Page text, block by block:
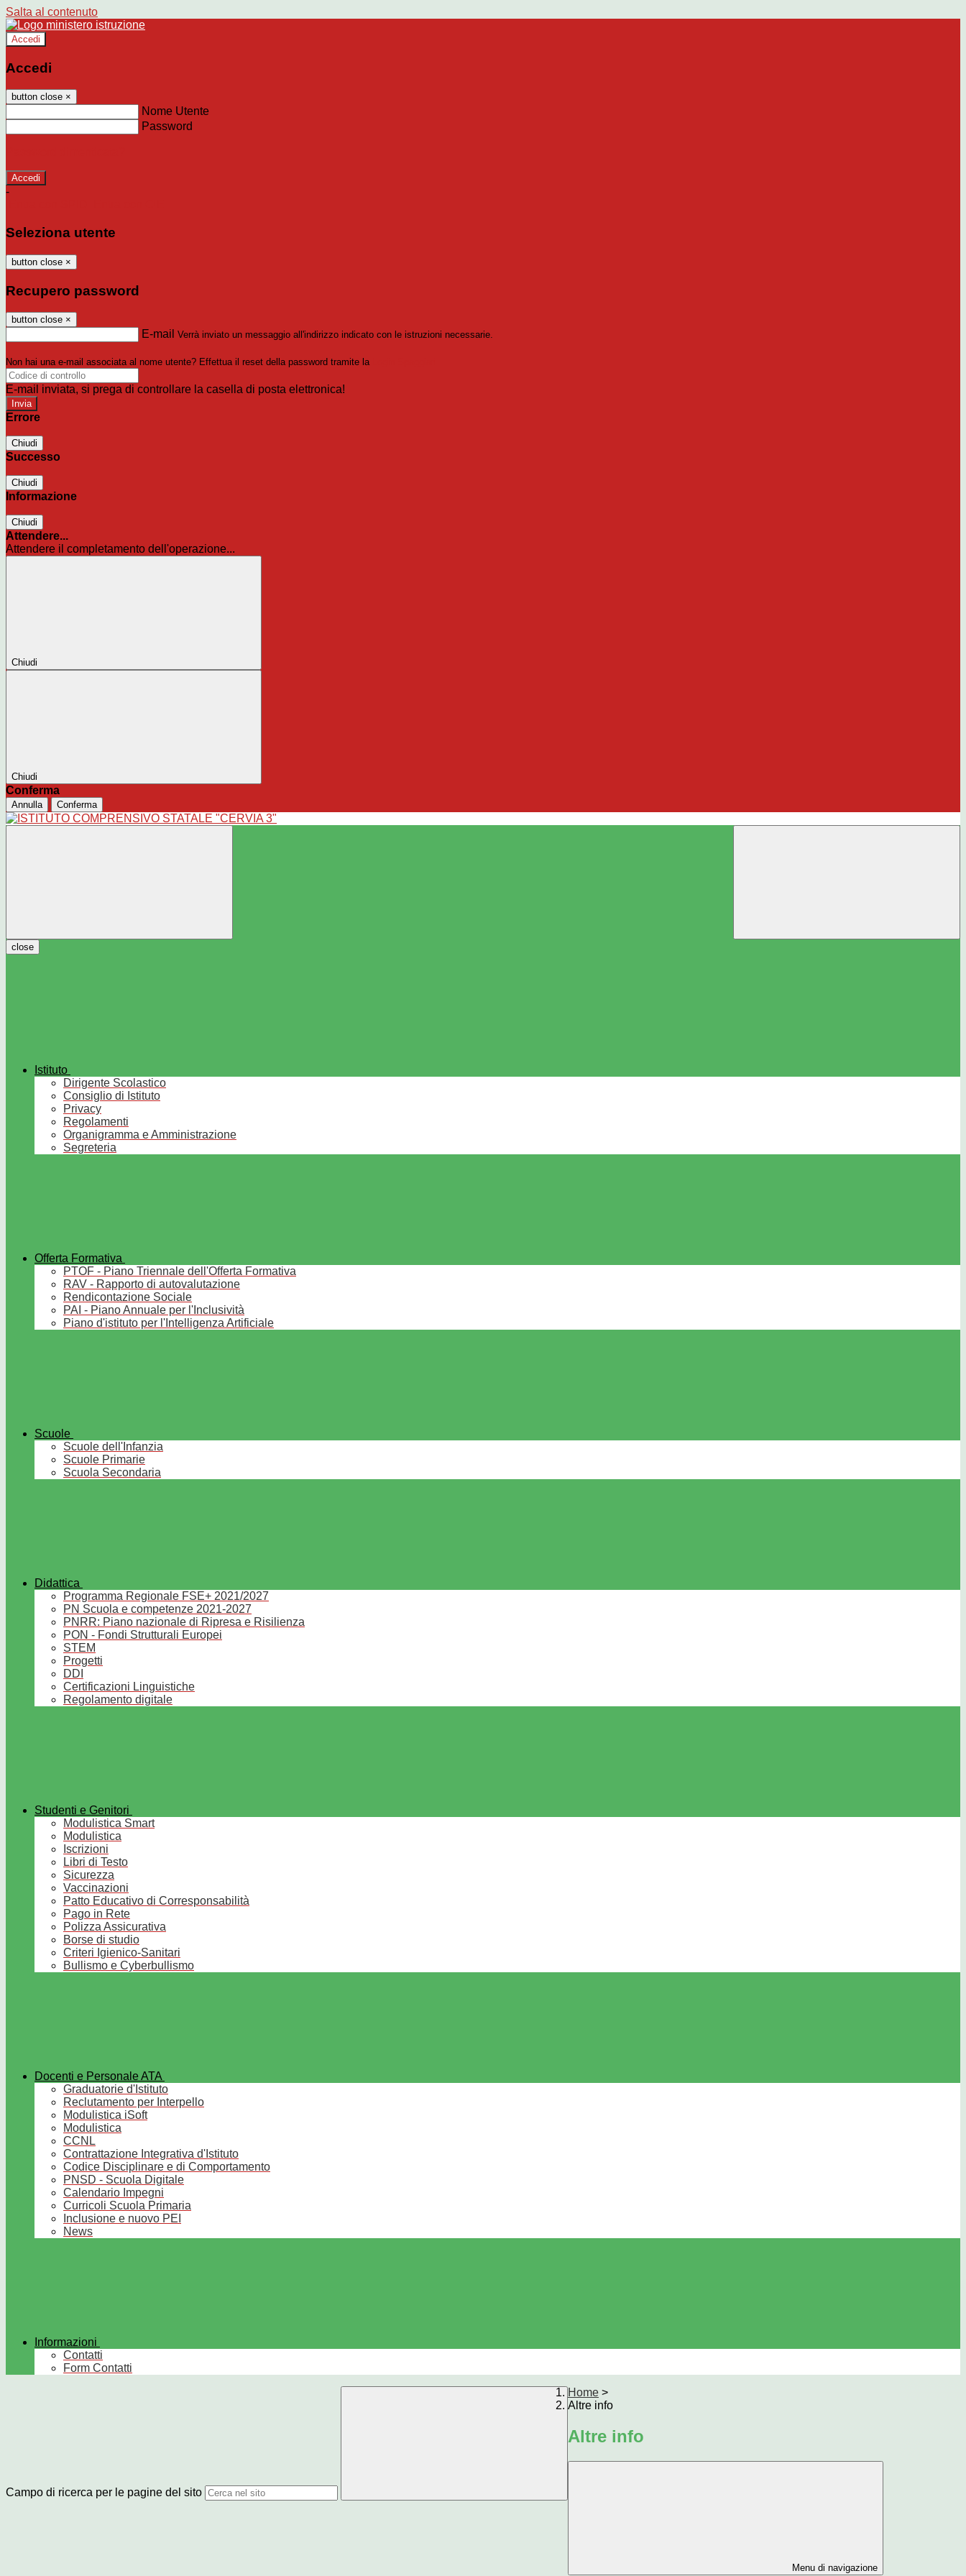
Salta al contenuto
Accedi
Accedi
button close ×
Nome Utente
Password
-
Seleziona utente
button close ×
Recupero password
button close ×
E-mail Verrà inviato un messaggio all'indirizzo indicato con le istruzioni necessarie.
Non hai una e-mail associata al nome utente? Effettua il reset della password tramite la
E-mail inviata, si prega di controllare la casella di posta elettronica!
Errore
Chiudi
Successo
Chiudi
Informazione
Chiudi
Attendere...
Attendere il completamento dell'operazione...
Chiudi
Chiudi
Conferma
Annulla Conferma
close
Istituto
Dirigente Scolastico
Consiglio di Istituto
Privacy
Regolamenti
Organigramma e Amministrazione
Segreteria
Offerta Formativa
PTOF - Piano Triennale dell'Offerta Formativa
RAV - Rapporto di autovalutazione
Rendicontazione Sociale
PAI - Piano Annuale per l'Inclusività
Piano d'istituto per l'Intelligenza Artificiale
Scuole
Scuole dell'Infanzia
Scuole Primarie
Scuola Secondaria
Didattica
Programma Regionale FSE+ 2021/2027
PN Scuola e competenze 2021-2027
PNRR: Piano nazionale di Ripresa e Risilienza
PON - Fondi Strutturali Europei
STEM
Progetti
DDI
Certificazioni Linguistiche
Regolamento digitale
Studenti e Genitori
Modulistica Smart
Modulistica
Iscrizioni
Libri di Testo
Sicurezza
Vaccinazioni
Patto Educativo di Corresponsabilità
Pago in Rete
Polizza Assicurativa
Borse di studio
Criteri Igienico-Sanitari
Bullismo e Cyberbullismo
Docenti e Personale ATA
Graduatorie d'Istituto
Reclutamento per Interpello
Modulistica iSoft
Modulistica
CCNL
Contrattazione Integrativa d'Istituto
Codice Disciplinare e di Comportamento
PNSD - Scuola Digitale
Calendario Impegni
Curricoli Scuola Primaria
Inclusione e nuovo PEI
News
Informazioni
Contatti
Form Contatti
Campo di ricerca per le pagine del sito
Home >
Altre info
Altre info
Menu di navigazione